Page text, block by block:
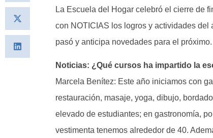
La Escuela del Hogar celebró el cierre de
con NOTICIAS los logros y actividades
pasó y anticipa novedades para el próximo.
Noticias: ¿Qué cursos ha impartido la
Marcela Benítez: Este año iniciamos con
restauración, masaje, yoga, dibujo,
elevado de estudiantes; en gastronomía,
vestimenta tenemos alrededor de 40.